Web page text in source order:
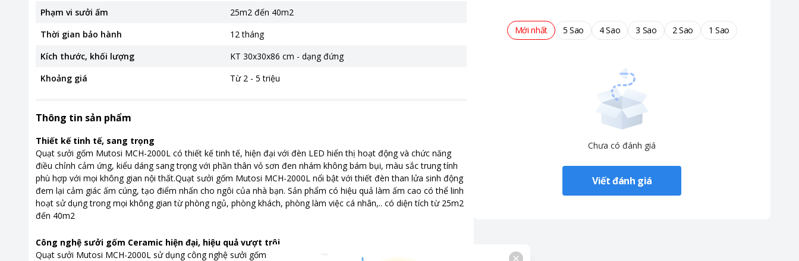
Phạm vi sưởi ấm
25m2 đến 40m2
Thời gian bảo hành
12 tháng
Kích thước, khối lượng
KT 30x30x86 cm - dạng đứng
Khoảng giá
Từ 2 - 5 triệu
Thông tin sản phẩm
Thiết kế tinh tế, sang trọng
Quạt sưởi gốm Mutosi MCH-2000L có thiết kế tinh tế, hiện đại với đèn LED hiển thị hoạt động và chức năng
điều chỉnh cảm ứng, kiểu dáng sang trọng với phần thân vỏ sơn đen nhám không bám bụi, màu sắc trung tính
phù hợp với mọi không gian nội thất.Quạt sưởi gốm Mutosi MCH-2000L nổi bật với thiết đèn than lửa sinh động
đem lại cảm giác ấm cúng, tạo điểm nhấn cho ngôi của nhà bạn. Sản phẩm có hiệu quả làm ấm cao có thể linh
hoạt sử dụng trong mọi không gian từ phòng ngủ, phòng khách, phòng làm việc cá nhân,.. có diện tích từ 25m2
đến 40m2
Công nghệ sưởi gốm Ceramic hiện đại, hiệu quả vượt trội
Quạt sưởi Mutosi MCH-2000L sử dụng công nghệ sưởi gốm Ceramic hiện đại không đốt cháy oxy, không phát
Mới nhất 5 Sao 4 Sao 3 Sao 2 Sao 1 Sao
Chưa có đánh giá
Viết đánh giá